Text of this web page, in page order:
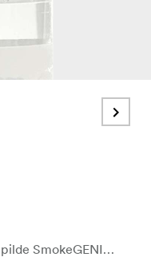
100ml Cloud Formula šķidruma uzpilde SmokeGENIE & NINJA